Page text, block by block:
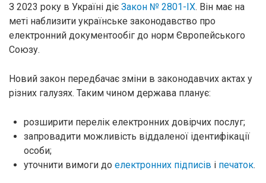
З 2023 року в Україні діє Закон № 2801-ІХ. Він має на
меті наблизити українське законодавство про
електронний документообіг до норм Європейського
Союзу.
Новий закон передбачає зміни в законодавчих актах у
різних галузях. Таким чином держава планує:
розширити перелік електронних довірчих послуг;
запровадити можливість віддаленої ідентифікації
особи;
уточнити вимоги до електронних підписів і печаток.